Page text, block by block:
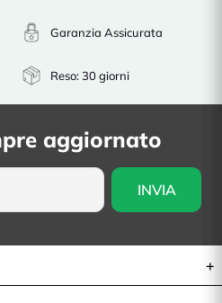
Garanzia Assicurata
Reso: 30 giorni
aggiornato